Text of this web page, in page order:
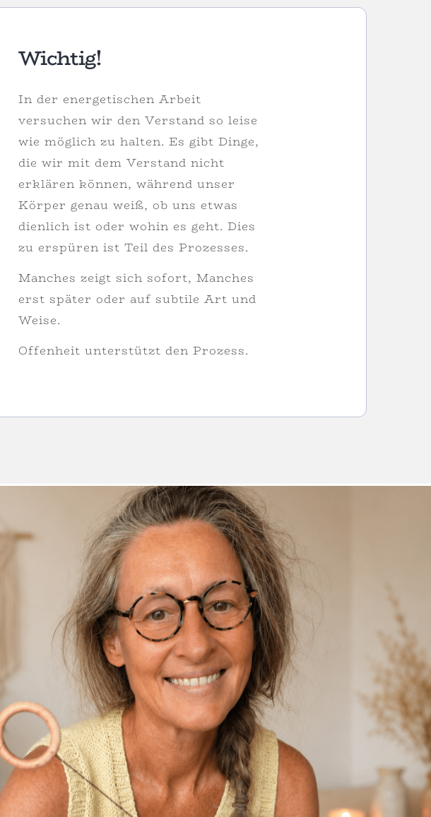
Wichtig!
In der energetischen Arbeit
versuchen wir den Verstand so leise
wie möglich zu halten. Es gibt Dinge,
die wir mit dem Verstand nicht
erklären können, während unser
Körper genau weiß, ob uns etwas
dienlich ist oder wohin es geht. Dies
zu erspüren ist Teil des Prozesses.
Manches zeigt sich sofort, Manches
erst später oder auf subtile Art und
Weise.
Offenheit unterstützt den Prozess.